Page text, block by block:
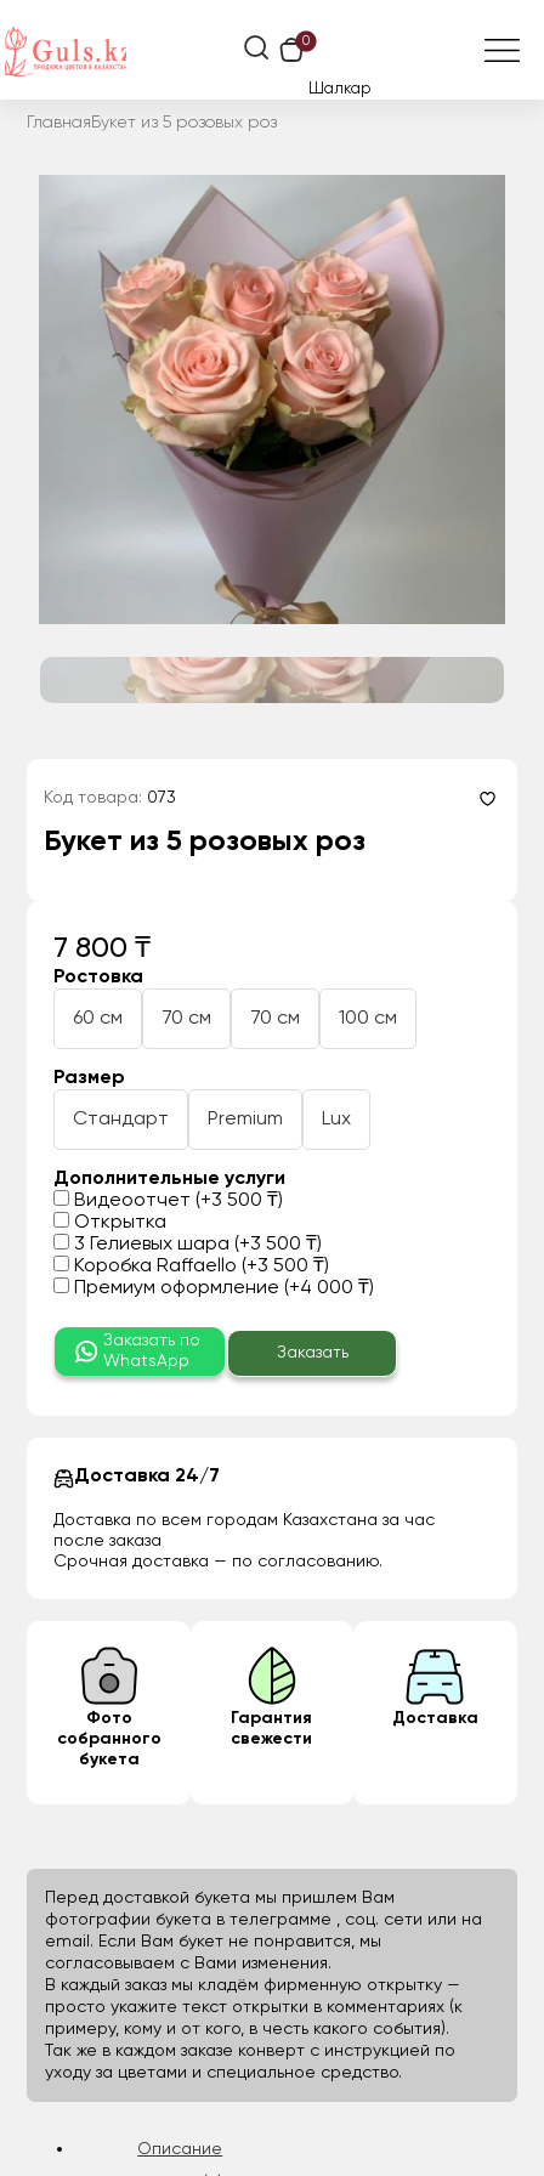
0
Шалкар
Главная Букет из 5 розовых роз
Код товара: 073
Букет из 5 розовых роз
7 800 ₸
Ростовка
60 см 70 см 70 см 100 см
Размер
Стандарт Premium Lux
Дополнительные услуги
Видеоотчет (+3 500 ₸)
Открытка
3 Гелиевых шара (+3 500 ₸)
Коробка Raffaello (+3 500 ₸)
Премиум оформление (+4 000 ₸)
Заказать по
WhatsApp
Заказать
Доставка 24/7
Доставка по всем городам Казахстана за час
после заказа
Срочная доставка — по согласованию.
Фото
собранного
букета
Гарантия
свежести
Доставка
Перед доставкой букета мы пришлем Вам
фотографии букета в телеграмме , соц. сети или на
email. Если Вам букет не понравится, мы
согласовываем с Вами изменения.
В каждый заказ мы кладём фирменную открытку —
просто укажите текст открытки в комментариях (к
примеру, кому и от кого, в честь какого события).
Так же в каждом заказе конверт с инструкцией по
уходу за цветами и специальное средство.
Описание